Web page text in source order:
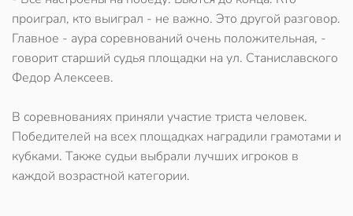
проиграл, кто выиграл - не важно. Это другой разговор.
Главное - аура соревнований очень положительная, -
говорит старший судья площадки на ул. Станиславского
Федор Алексеев.
В соревнованиях приняли участие триста человек.
Победителей на всех площадках наградили грамотами и
кубками. Также судьи выбрали лучших игроков в
каждой возрастной категории.